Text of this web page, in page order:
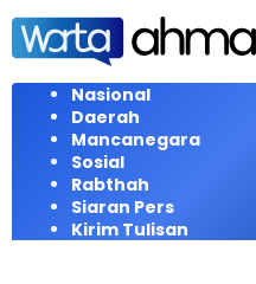
Langsung
konten
Nasional
Daerah
Mancanegara
Sosial
Rabthah
Siaran Pers
Kirim Tulisan